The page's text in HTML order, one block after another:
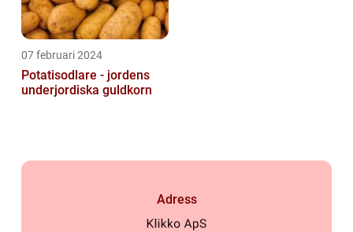
07 februari 2024
Potatisodlare - jordens
underjordiska guldkorn
Adress